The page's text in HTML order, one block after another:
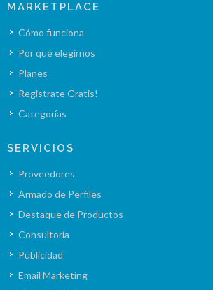
MARKETPLACE
Cómo funciona
Por qué elegirnos
Planes
Registrate Gratis!
Categorías
SERVICIOS
Proveedores
Armado de Perfiles
Destaque de Productos
Consultoría
Publicidad
Email Marketing